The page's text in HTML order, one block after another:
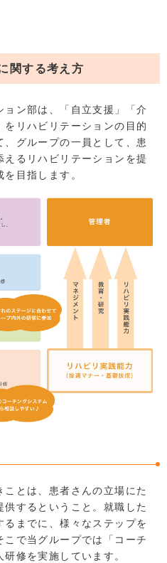
関する考え方
ン部は、「自立支援」「介
リハビリテーションの目的
グループの一員として、患
るリハビリテーションを提
目指します。
とは、患者さんの立場にた
するということ。就職した
までに、様々なステップを
で当グループでは「コーチ
修を実施しています。